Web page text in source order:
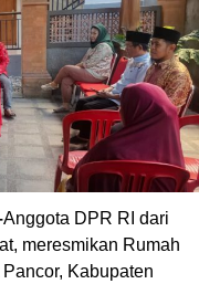
Anggota DPR RI dari
meresmikan Rumah
Kabupaten